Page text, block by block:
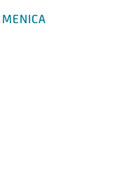
MENICA